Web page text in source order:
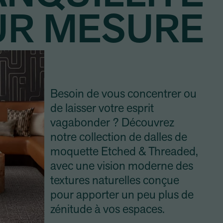
MESURE
Besoin de vous concentrer ou
de laisser votre esprit
vagabonder ? Découvrez
notre collection de dalles de
moquette Etched & Threaded,
avec une vision moderne des
textures naturelles conçue
pour apporter un peu plus de
zénitude à vos espaces.